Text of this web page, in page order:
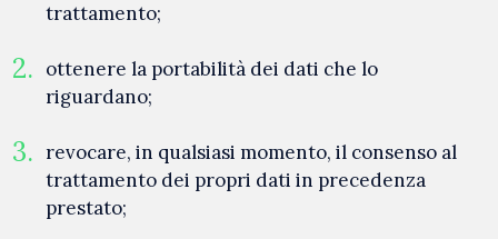
trattamento;
ottenere la portabilità dei dati che lo
riguardano;
revocare, in qualsiasi momento, il consenso al
trattamento dei propri dati in precedenza
prestato;